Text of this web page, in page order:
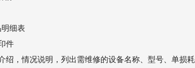
明细表
件
绍，情况说明，列出需维修的设备名称、型号、单损耗